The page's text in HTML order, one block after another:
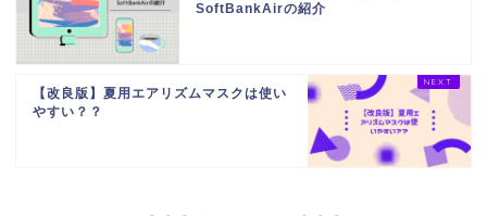
SoftBankAirの紹介
【改良版】夏用エアリズムマスクは使い
やすい？？